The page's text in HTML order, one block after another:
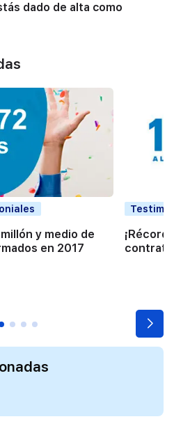
dado de alta como
y medio de
en 2017
¡Récord